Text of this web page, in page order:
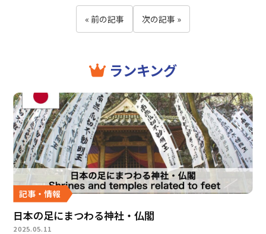
« 前の記事 次の記事 »
ランキング
記事・情報
日本の足にまつわる神社・仏閣
2025.05.11